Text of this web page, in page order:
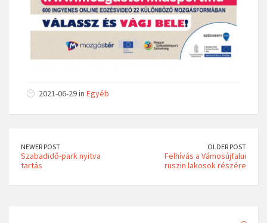
2021-06-29 in Egyéb
NEWER POST
Szabadidő-park nyitva
tartás
OLDER POST
Felhívás a Vámosújfalui
ruszin lakosok részére